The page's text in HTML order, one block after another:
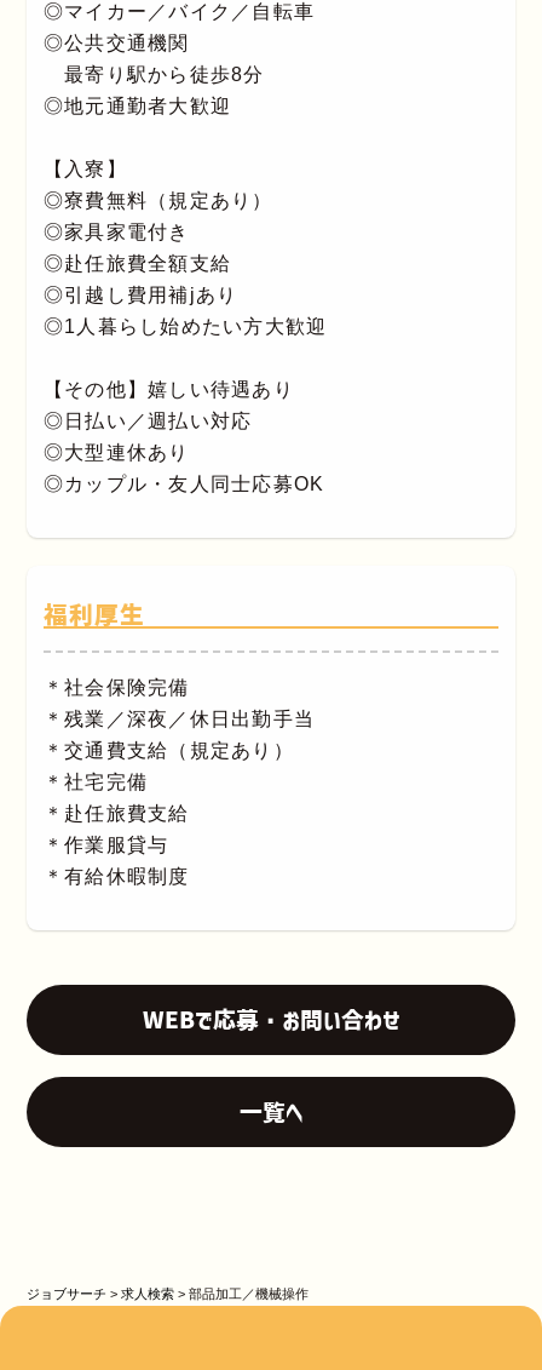
◎マイカー／バイク／自転車
◎公共交通機関
最寄り駅から徒歩8分
◎地元通勤者大歓迎
【入寮】
◎寮費無料（規定あり）
◎家具家電付き
◎赴任旅費全額支給
◎引越し費用補jあり
◎1人暮らし始めたい方大歓迎
【その他】嬉しい待遇あり
◎日払い／週払い対応
◎大型連休あり
◎カップル・友人同士応募OK
福利厚生
＊社会保険完備
＊残業／深夜／休日出勤手当
＊交通費支給（規定あり）
＊社宅完備
＊赴任旅費支給
＊作業服貸与
＊有給休暇制度
WEBで応募・お問い合わせ
一覧へ
ジョブサーチ >求人検索 >部品加工／機械操作